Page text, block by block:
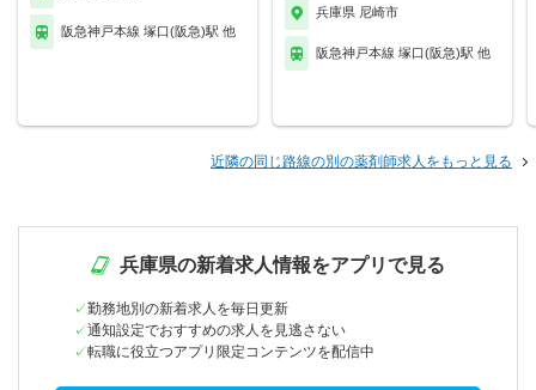
阪急神戸本線 塚口(阪急)駅 他
兵庫県 尼崎市
阪急神戸本線 塚口(阪急)駅 他
近隣の同じ路線の別の薬剤師求人をもっと見る
兵庫県の新着求人情報をアプリで見る
勤務地別の新着求人を毎日更新
通知設定でおすすめの求人を見逃さない
転職に役立つアプリ限定コンテンツを配信中